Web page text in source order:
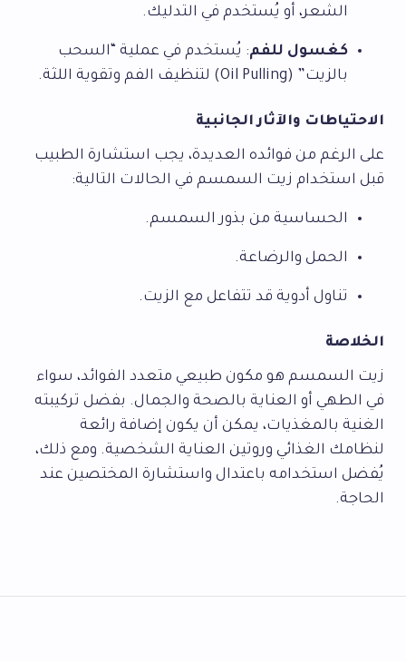
الشعر، أو يُستخدم في التدليك.
كغسول للفم: يُستخدم في عملية “السحب
بالزيت” (Oil Pulling) لتنظيف الفم وتقوية اللثة.
الاحتياطات والآثار الجانبية
على الرغم من فوائده العديدة، يجب استشارة الطبيب
قبل استخدام زيت السمسم في الحالات التالية:
الحساسية من بذور السمسم.
الحمل والرضاعة.
تناول أدوية قد تتفاعل مع الزيت.
الخلاصة
زيت السمسم هو مكون طبيعي متعدد الفوائد، سواء
في الطهي أو العناية بالصحة والجمال. بفضل تركيبته
الغنية بالمغذيات، يمكن أن يكون إضافة رائعة
لنظامك الغذائي وروتين العناية الشخصية. ومع ذلك،
يُفضل استخدامه باعتدال واستشارة المختصين عند
الحاجة.